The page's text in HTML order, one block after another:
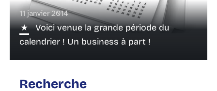
11 janvier 2014
Voici venue la grande période du
calendrier ! Un business à part !
Recherche